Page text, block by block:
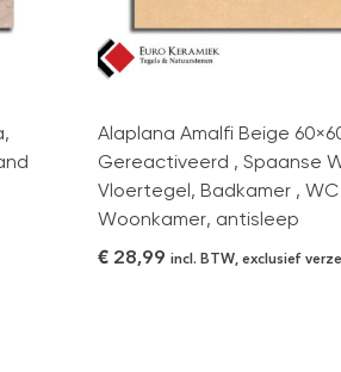
Alaplana Amalfi Beige
Gereactiveerd , Spaanse
Vloertegel, Badkamer ,
Woonkamer, antisleep
€ 28,99 incl. BTW, exclusief